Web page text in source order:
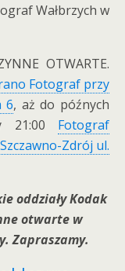
Wałbrzych w
OTWARTE.
Fotograf przy
6, aż do późnych
21:00 Fotograf
Zdrój ul.
oddziały Kodak
otwarte w
Zapraszamy.